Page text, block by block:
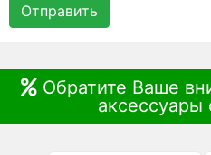
Отправить
Обратите Ваше
аксессуары